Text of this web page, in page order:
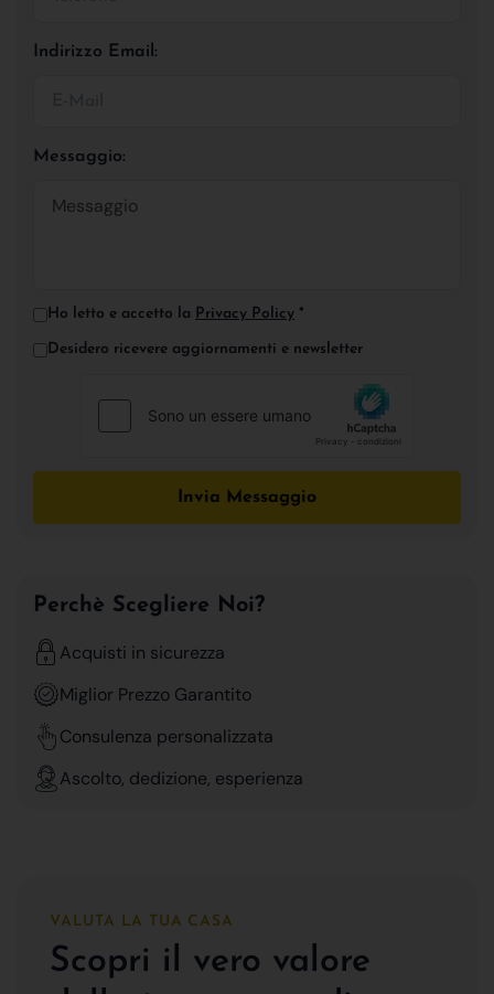
Indirizzo Email:
Messaggio:
Ho letto e accetto la Privacy Policy *
Desidero ricevere aggiornamenti e newsletter
Invia Messaggio
Perchè Scegliere Noi?
Acquisti in sicurezza
Miglior Prezzo Garantito
Consulenza personalizzata
Ascolto, dedizione, esperienza
VALUTA LA TUA CASA
Scopri il vero valore